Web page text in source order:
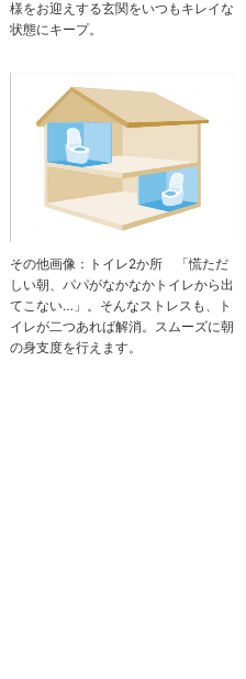
様をお迎えする玄関をいつもキレイな
状態にキープ。
その他画像：トイレ2か所 「慌ただ
しい朝、パパがなかなかトイレから出
てこない…」。そんなストレスも、ト
イレが二つあれば解消。スムーズに朝
の身支度を行えます。